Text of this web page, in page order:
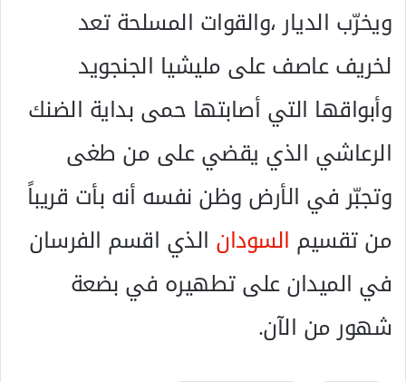
ويخرّب الديار ،والقوات المسلحة تعد
لخريف عاصف على مليشيا الجنجويد
وأبواقها التي أصابتها حمى بداية الضنك
الرعاشي الذي يقضي على من طغى
وتجبّر في الأرض وظن نفسه أنه بأت قريباً
من تقسيم السودان الذي اقسم الفرسان
في الميدان على تطهيره في بضعة
شهور من الآن.